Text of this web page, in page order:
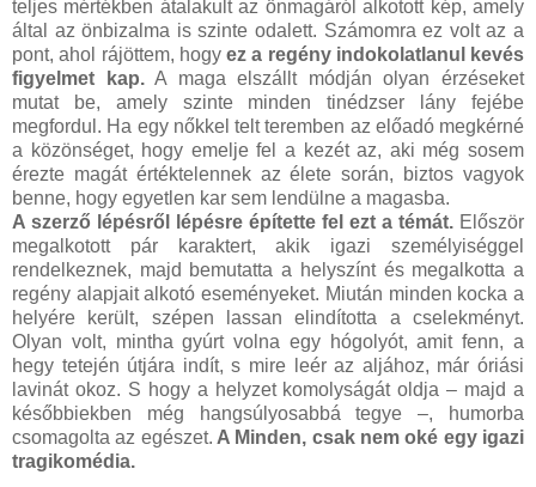
teljes mértékben átalakult az önmagáról alkotott kép, amely
által az önbizalma is szinte odalett. Számomra ez volt az a
pont, ahol rájöttem, hogy ez a regény indokolatlanul kevés
figyelmet kap.A maga elszállt módján olyan érzéseket
mutat be, amely szinte minden tinédzser lány fejébe
megfordul. Ha egy nőkkel telt teremben az előadó megkérné
a közönséget, hogy emelje fel a kezét az, aki még sosem
érezte magát értéktelennek az élete során, biztos vagyok
benne, hogy egyetlen kar sem lendülne a magasba.
A szerző lépésről lépésre építette fel ezt a témát. Először
megalkotott pár karaktert, akik igazi személyiséggel
rendelkeznek, majd bemutatta a helyszínt és megalkotta a
regény alapjait alkotó eseményeket. Miután minden kocka a
helyére került, szépen lassan elindította a cselekményt.
Olyan volt, mintha gyúrt volna egy hógolyót, amit fenn, a
hegy tetején útjára indít, s mire leér az aljához, már óriási
lavinát okoz. S hogy a helyzet komolyságát oldja – majd a
későbbiekben még hangsúlyosabbá tegye –, humorba
csomagolta az egészet. A Minden, csak nem oké egy igazi
tragikomédia.